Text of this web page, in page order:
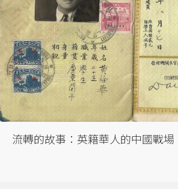
流轉的故事：英籍華人的中國戰場